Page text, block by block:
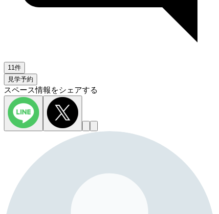
11件
見学予約
スペース情報をシェアする